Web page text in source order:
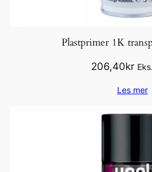
Plastprimer 1K
206,40kr
Les mer